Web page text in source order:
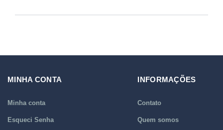
MINHA CONTA
Minha conta
Esqueci Senha
INFORMAÇÕES
Contato
Quem somos